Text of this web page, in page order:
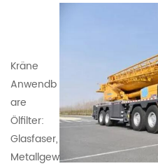
Kräne
Anwendb
are
Ölfilter:
Glasfaser,
Metallgew